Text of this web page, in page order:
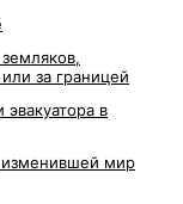
за границей
в
изменившей мир